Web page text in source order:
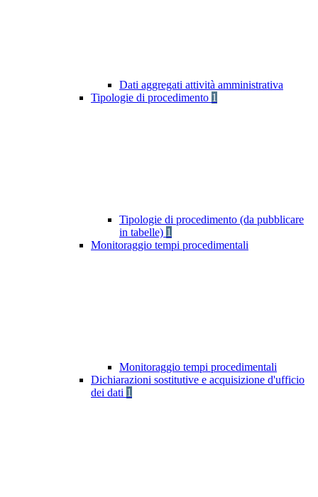
Dati aggregati attività amministrativa
Tipologie di procedimento 1
Tipologie di procedimento (da pubblicare
in tabelle) 1
Monitoraggio tempi procedimentali
Monitoraggio tempi procedimentali
Dichiarazioni sostitutive e acquisizione d'ufficio
dei dati 1